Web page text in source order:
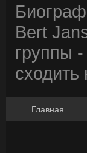
Bert
группы
сходить
Главная